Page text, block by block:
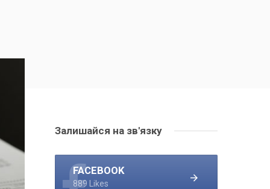
Залишайся на зв'язку
FACEBOOK
889 Likes